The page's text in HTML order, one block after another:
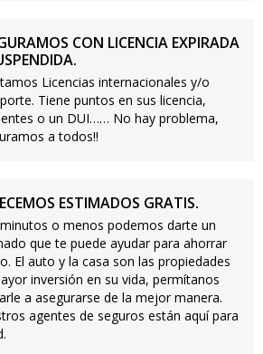
CON LICENCIA EXPIRADA
Licencias internacionales y/o
Tiene puntos en sus licencia,
o un DUI…… No hay problema,
a todos!!
ESTIMADOS GRATIS.
o menos podemos darte un
que te puede ayudar para ahorrar
El auto y la casa son las propiedades
inversión en su vida, permítanos
a asegurarse de la mejor manera.
agentes de seguros están aquí para